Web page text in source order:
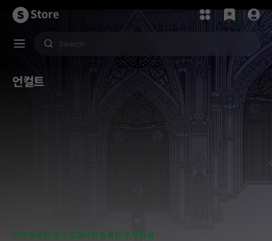
Store
언컬트
아직 등록된 평가 없음아직 등록된 후기 없음